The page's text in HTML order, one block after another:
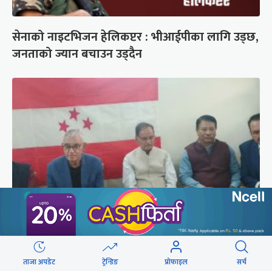
सेनाको नाइटभिजन हेलिकप्टर : भीआईपीका लागि उड्छ,
जनताको ज्यान बचाउन उड्दैन
कांग्रेस संस्थापन इतर समूहको राष्ट्रिय भेलालाई देउवाले
सम्बोधन गर्ने
ताजा अपडेट ट्रेन्डिङ प्रोफाइल सर्च